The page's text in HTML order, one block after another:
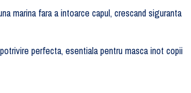
marina fara a intoarce capul, crescand siguranta
perfecta, esentiala pentru masca inot copii